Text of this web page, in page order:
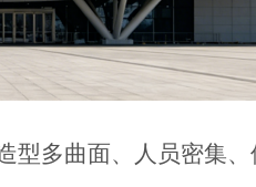
型多曲面、人员密集